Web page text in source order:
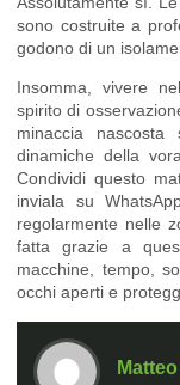
sono costruite a
godono di un
Insomma, vivere
spirito di
minaccia
dinamiche della
Condividi questo
inviala su
regolarmente nelle
fatta grazie a
macchine, tempo,
occhi aperti e